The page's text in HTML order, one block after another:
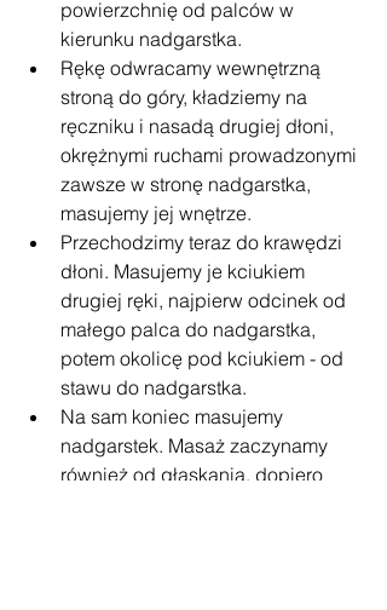
powierzchnię od palców w
kierunku nadgarstka.
Rękę odwracamy wewnętrzną
stroną do góry, kładziemy na
ręczniku i nasadą drugiej dłoni,
okrężnymi ruchami prowadzonymi
zawsze w stronę nadgarstka,
masujemy jej wnętrze.
Przechodzimy teraz do krawędzi
dłoni. Masujemy je kciukiem
drugiej ręki, najpierw odcinek od
małego palca do nadgarstka,
potem okolicę pod kciukiem - od
stawu do nadgarstka.
Na sam koniec masujemy
nadgarstek. Masaż zaczynamy
również od głaskania, dopiero